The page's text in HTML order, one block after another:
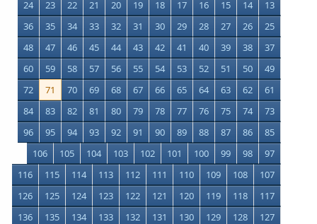
13
14
15
16
17
18
19
20
21
22
23
24
25
26
27
28
29
30
31
32
33
34
35
36
37
38
39
40
41
42
43
44
45
46
47
48
49
50
51
52
53
54
55
56
57
58
59
60
61
62
63
64
65
66
67
68
69
70
71
72
73
74
75
76
77
78
79
80
81
82
83
84
85
86
87
88
89
90
91
92
93
94
95
96
97
98
99
100
101
102
103
104
105
106
107
108
109
110
111
112
113
114
115
116
117
118
119
120
121
122
123
124
125
126
127
128
129
130
131
132
133
134
135
136